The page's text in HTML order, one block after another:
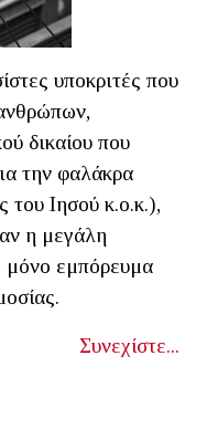
υποκριτές που
δικαίου που
την φαλάκρα
του Ιησού κ.ο.κ.),
η μεγάλη
μόνο εμπόρευμα
Συνεχίστε...